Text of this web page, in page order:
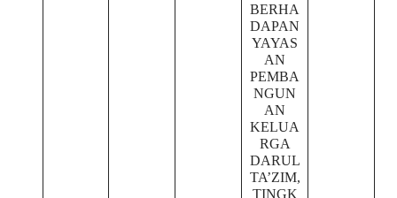
BERHA
DAPAN
YAYAS
AN
PEMBA
NGUN
AN
KELUA
RGA
DARUL
TA’ZIM,
TINGK